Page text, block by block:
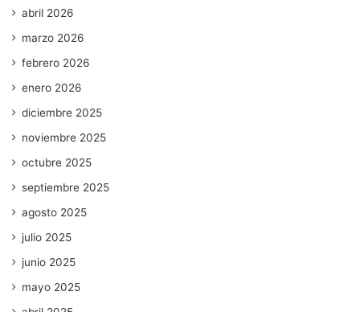
abril 2026
marzo 2026
febrero 2026
enero 2026
diciembre 2025
noviembre 2025
octubre 2025
septiembre 2025
agosto 2025
julio 2025
junio 2025
mayo 2025